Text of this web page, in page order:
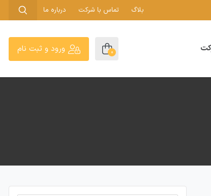
بلاگ تماس با شرکت درباره ما
0 ورود و ثبت نام